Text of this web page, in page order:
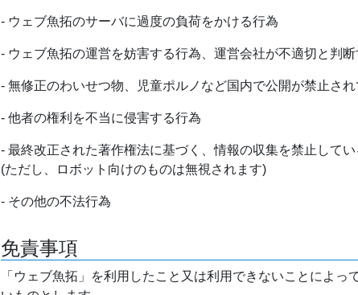
- ウェブ魚拓のサーバに過度の負荷をかける行為
- ウェブ魚拓の運営を妨害する行為、運営会社が不適切と判
- 無修正のわいせつ物、児童ポルノなど国内で公開が禁止され
- 他者の権利を不当に侵害する行為
- 最終改正された著作権法に基づく、情報の収集を禁止して
(ただし、ロボット向けのものは無視されます)
- その他の不法行為
免責事項
「ウェブ魚拓」を利用したこと又は利用できないことによ